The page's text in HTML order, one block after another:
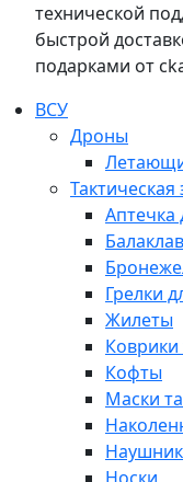
технической
быстрой
подарками от
ВСУ
Дроны
Аптечка
Грелки
Жилеты
Коврики
Кофты
Маски